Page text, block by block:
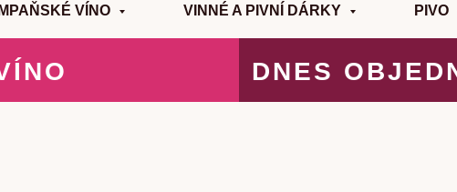
VÍNO VINNÉ A PIVNÍ DÁRKY PIVO
DNES